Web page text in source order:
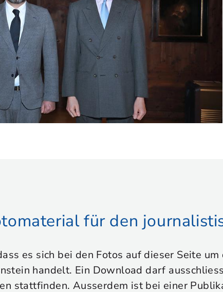
für den
es sich bei den Fotos auf dieser Seite
handelt. Ein Download darf
stattfinden. Ausserdem ist bei einer